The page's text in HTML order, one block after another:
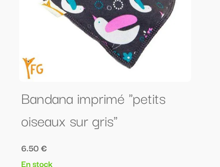
Bandana imprimé "petits
oiseaux sur gris"
6.50 €
En stock